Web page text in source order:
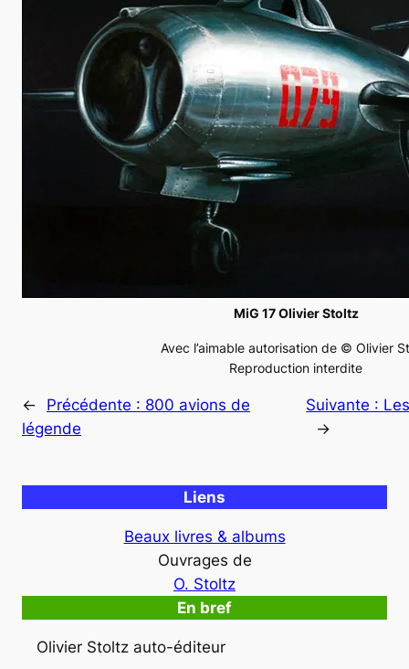
MiG 17 Olivier Stoltz
Avec l’aimable autorisation de © Olivier
Reproduction interdite
← Précédente : 800 avions de
légende
Suivante :
→
Liens
Beaux livres & albums
Ouvrages de
O. Stoltz
En bref
Olivier Stoltz auto-éditeur